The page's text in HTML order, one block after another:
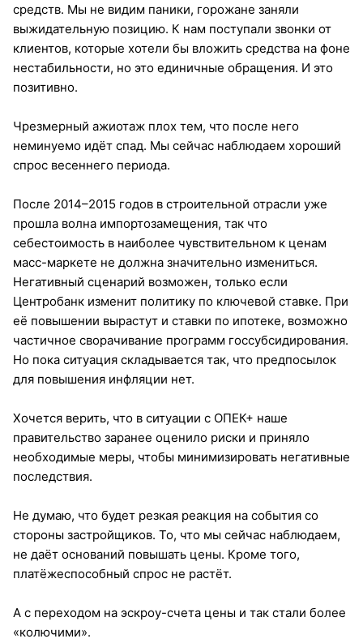
средств. Мы не видим паники, горожане заняли
выжидательную позицию. К нам поступали звонки от
клиентов, которые хотели бы вложить средства на фоне
нестабильности, но это единичные обращения. И это
позитивно.
Чрезмерный ажиотаж плох тем, что после него
неминуемо идёт спад. Мы сейчас наблюдаем хороший
спрос весеннего периода.
После 2014–2015 годов в строительной отрасли уже
прошла волна импортозамещения, так что
себестоимость в наиболее чувствительном к ценам
масс-маркете не должна значительно измениться.
Негативный сценарий возможен, только если
Центробанк изменит политику по ключевой ставке. При
её повышении вырастут и ставки по ипотеке, возможно
частичное сворачивание программ госсубсидирования.
Но пока ситуация складывается так, что предпосылок
для повышения инфляции нет.
Хочется верить, что в ситуации с ОПЕК+ наше
правительство заранее оценило риски и приняло
необходимые меры, чтобы минимизировать негативные
последствия.
Не думаю, что будет резкая реакция на события со
стороны застройщиков. То, что мы сейчас наблюдаем,
не даёт оснований повышать цены. Кроме того,
платёжеспособный спрос не растёт.
А с переходом на эскроу-счета цены и так стали более
«колючими».